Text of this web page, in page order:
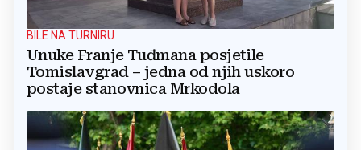
BILE NA TURNIRU
Unuke Franje Tuđmana posjetile
Tomislavgrad – jedna od njih uskoro
postaje stanovnica Mrkodola